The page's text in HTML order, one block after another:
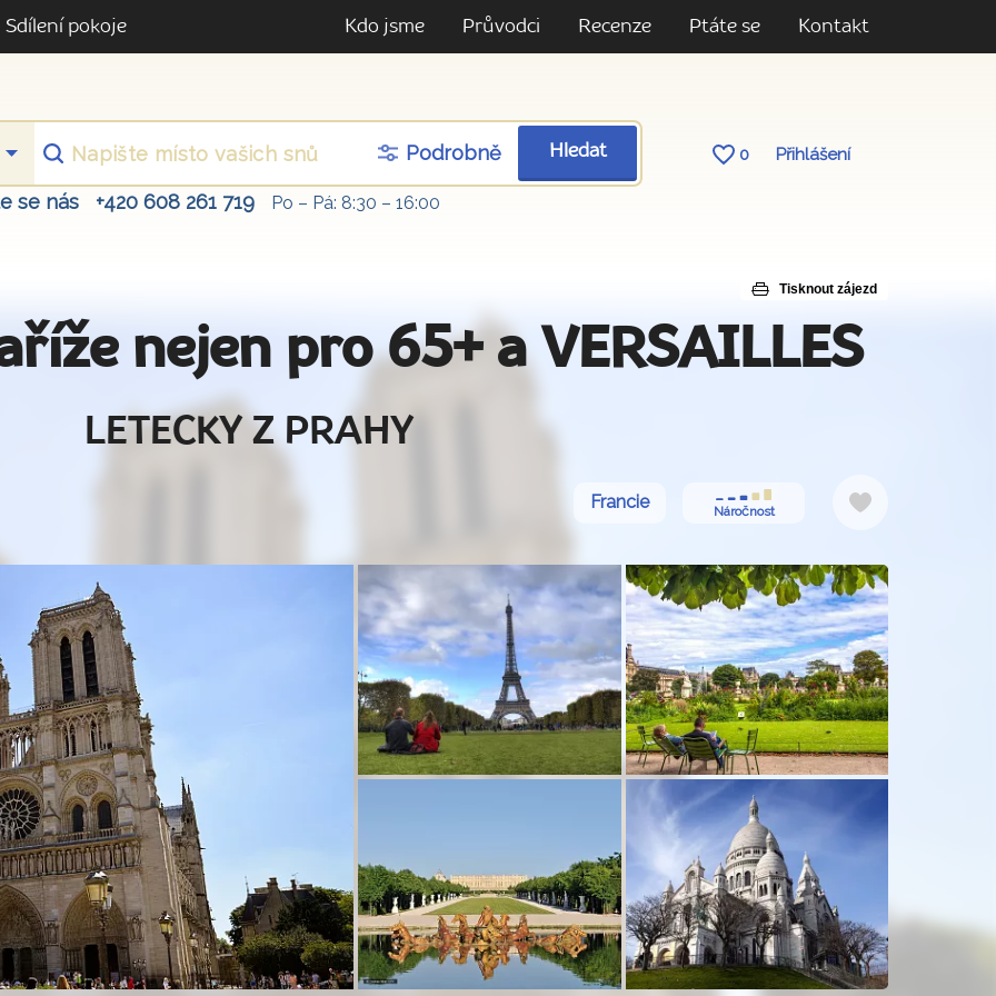
Sdílení pokoje Kdo jsme Průvodci Recenze Ptáte se Kontakt
Podrobně Hledat 0 Přihlášení
se nás +420 608 261 719 Po – Pá: 8:30 – 16:00
Tisknout zájezd
nejen pro 65+ a VERSAILLES
LETECKY Z PRAHY
Francie Náročnost
Do